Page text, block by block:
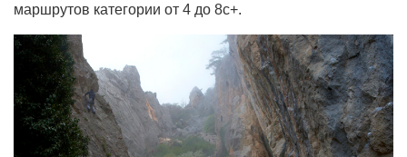
маршрутов категории от 4 до 8с+.